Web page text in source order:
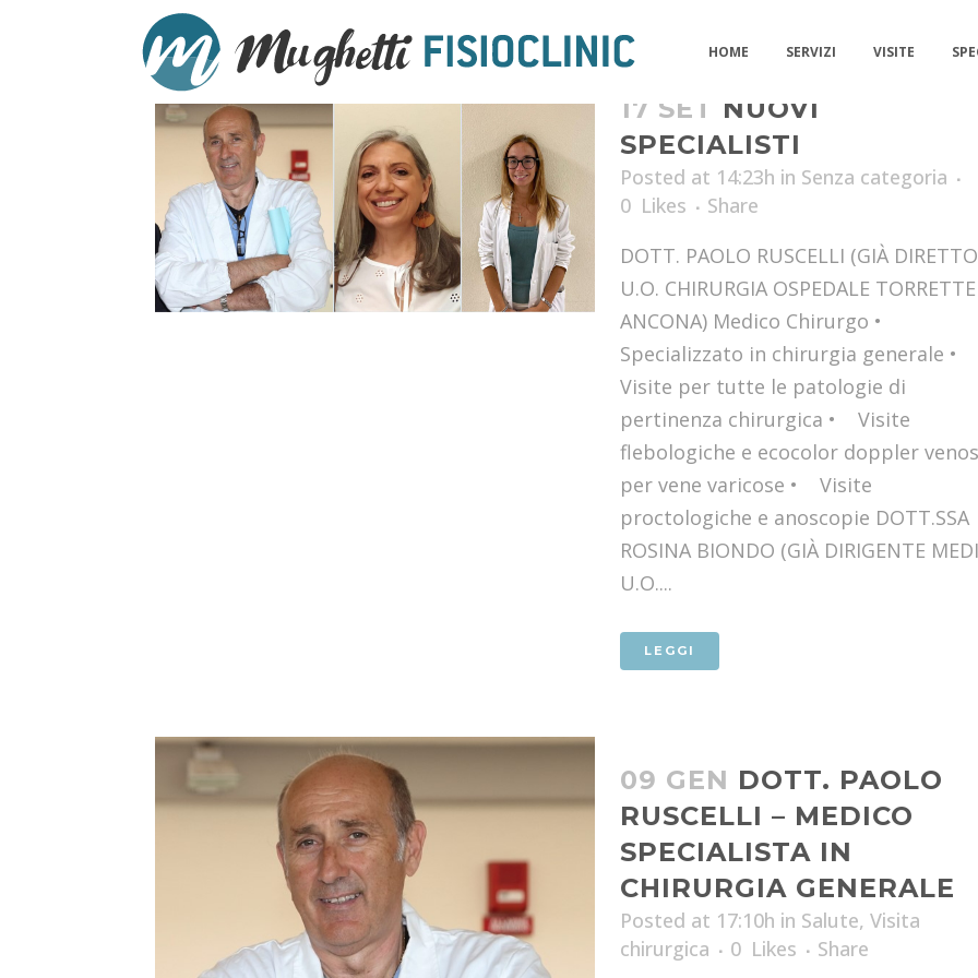
HOME SERVIZI VISITE
17 SET
NUOVI
SPECIALISTI
Posted at 14:23h in Senza categoria
0 Likes
Share
DOTT. PAOLO RUSCELLI (GIÀ
U.O. CHIRURGIA OSPEDALE
ANCONA) Medico Chirurgo •
Specializzato in chirurgia generale •
Visite per tutte le patologie di
pertinenza chirurgica • Visite
flebologiche e ecocolor doppler
per vene varicose • Visite
proctologiche e anoscopie DOTT.SSA
ROSINA BIONDO (GIÀ DIRIGENTE
U.O....
LEGGI
09 GEN DOTT. PAOLO
RUSCELLI – MEDICO
SPECIALISTA IN
CHIRURGIA GENERALE
Posted at 17:10h in Salute, Visita
chirurgica
0 Likes Share